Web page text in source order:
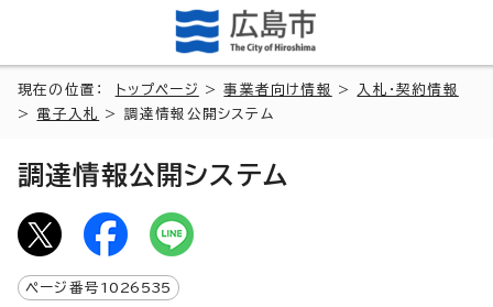
現在の位置： トップページ >事業者向け情報 >
入札・契約情報
> 電子入札 > 調達情報公開システム
調達情報公開システム
ページ番号 1026535